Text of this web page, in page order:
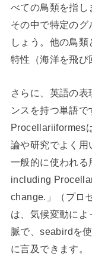
べての鳥類を指
その中で特定のグ
しょう。他の鳥
特性（海洋を飛び
さらに、英語の
ンスを持つ単語で
Procellariiformes
論や研究でよく用
一般的に使われ
including
change.」（プロ
は、気候変動に
脈で、seabirdを
に言及できます。